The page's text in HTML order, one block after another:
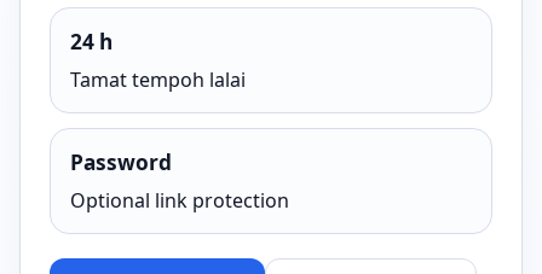
24 h
Tamat tempoh lalai
Password
Optional link protection